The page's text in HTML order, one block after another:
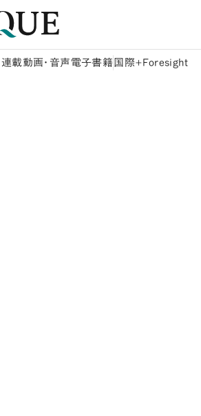
連載動画・音声 電子書籍 国際+Foresight